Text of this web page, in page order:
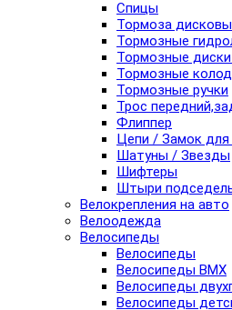
Спицы
Тормоза
Тормозные
Тормозные
Тормозные
Тормозные ручки
Трос
Флиппер
Цепи / Замок для
Шатуны / Звезды
Шифтеры
Штыри
Велокрепления на авто
Велоодежда
Велосипеды
Велосипеды
Велосипеды BMX
Велосипеды
Велосипеды